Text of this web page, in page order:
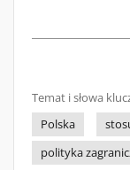
Temat i słowa
Polska
polityka